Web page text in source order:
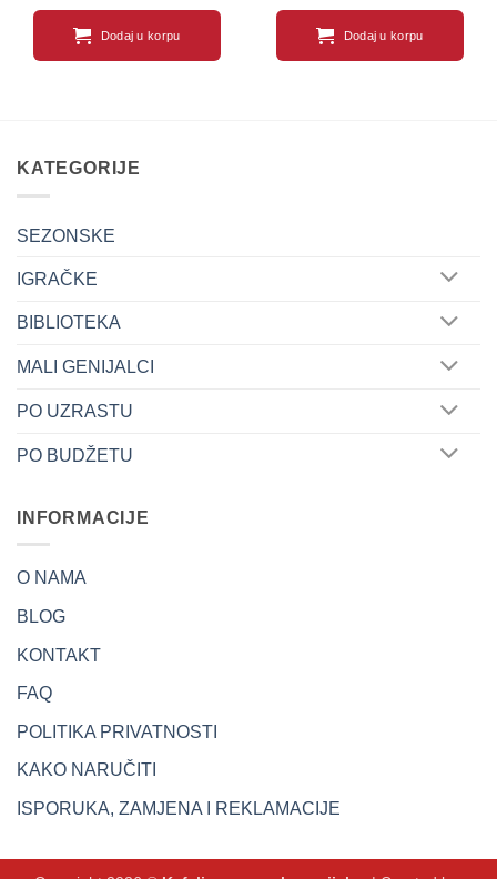
Dodaj u korpu Dodaj u korpu
KATEGORIJE
SEZONSKE
IGRAČKE
BIBLIOTEKA
MALI GENIJALCI
PO UZRASTU
PO BUDŽETU
INFORMACIJE
O NAMA
BLOG
KONTAKT
FAQ
POLITIKA PRIVATNOSTI
KAKO NARUČITI
ISPORUKA, ZAMJENA I REKLAMACIJE